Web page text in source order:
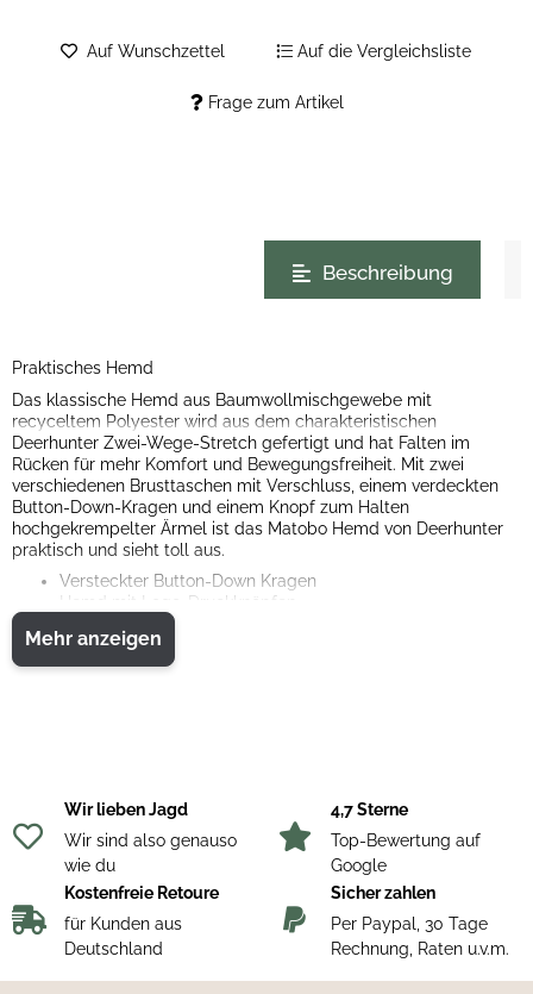
Frage zum Artikel
Auf Wunschzettel Auf die Vergleichsliste
Beschreibung
Praktisches Hemd
Das klassische Hemd aus Baumwollmischgewebe mit
recyceltem Polyester wird aus dem charakteristischen
Deerhunter Zwei-Wege-Stretch gefertigt und hat Falten im
Rücken für mehr Komfort und Bewegungsfreiheit. Mit zwei
verschiedenen Brusttaschen mit Verschluss, einem verdeckten
Button-Down-Kragen und einem Knopf zum Halten
hochgekrempelter Ärmel ist das Matobo Hemd von Deerhunter
praktisch und sieht toll aus.
Versteckter Button-Down Kragen
Hemd mit Logo-Druckknöpfen
Brusttasche mit verdecktem Reißverschluss
Brusttasche mit Taschenklappe
Rückenfalte für mehr Komfort
Jagdbekleidung dehnbar, was Ihre Bewegungsfreiheit erhöht.
Mehr anzeigen
Wir lieben Jagd
Wir sind also genauso
wie du
4,7 Sterne
Top-Bewertung auf
Google
Kostenfreie Retoure
für Kunden aus
Deutschland
Sicher zahlen
Per Paypal, 30 Tage
Rechnung, Raten u.v.m.